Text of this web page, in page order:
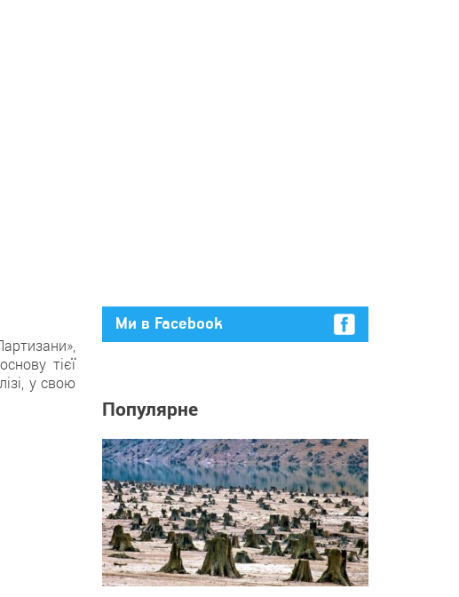
тієї
у свою
Ми в Facebook
Популярне
64 593